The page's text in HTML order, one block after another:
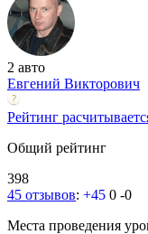
2 авто
Евгений Викторович
Рейтинг
Общий рейтинг
398
45 отзывов: +45 0 -0
Места проведения